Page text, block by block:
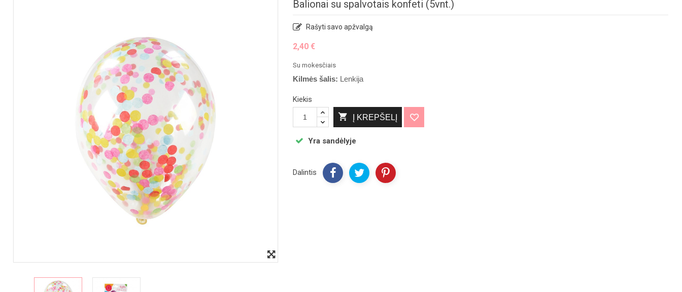
Balionai su spalvotais konfeti (5vnt.)
Rašyti savo apžvalgą
2,40 €
Su mokesčiais
Kilmės šalis: Lenkija
Kiekis
 Į KREPŠELĮ
Yra sandėlyje
Dalintis